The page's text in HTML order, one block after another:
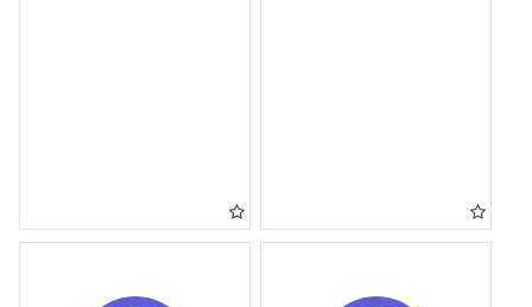
Raczyński! Schen
Bibliothek).